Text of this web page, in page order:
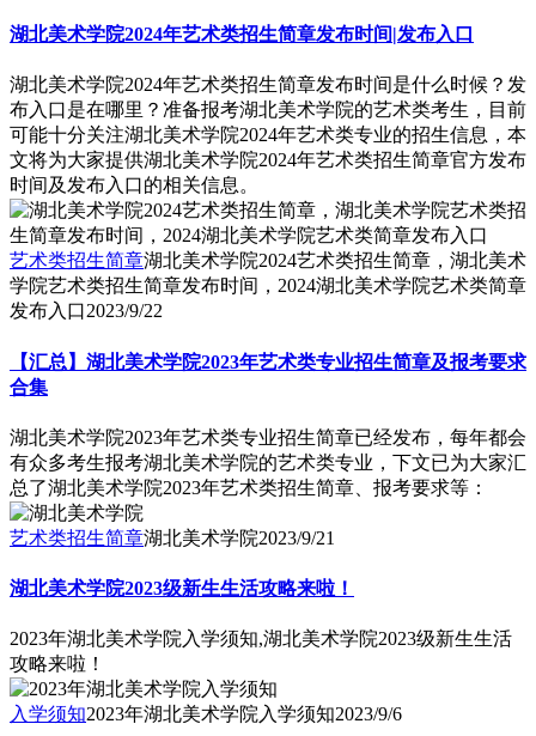
湖北美术学院2024年艺术类招生简章发布时间|发布入口
湖北美术学院2024年艺术类招生简章发布时间是什么时候？发
布入口是在哪里？准备报考湖北美术学院的艺术类考生，目前
可能十分关注湖北美术学院2024年艺术类专业的招生信息，本
文将为大家提供湖北美术学院2024年艺术类招生简章官方发布
时间及发布入口的相关信息。
艺术类招生简章湖北美术学院2024艺术类招生简章，湖北美术
学院艺术类招生简章发布时间，2024湖北美术学院艺术类简章
发布入口2023/9/22
【汇总】湖北美术学院2023年艺术类专业招生简章及报考要求
合集
湖北美术学院2023年艺术类专业招生简章已经发布，每年都会
有众多考生报考湖北美术学院的艺术类专业，下文已为大家汇
总了湖北美术学院2023年艺术类招生简章、报考要求等：
艺术类招生简章湖北美术学院2023/9/21
湖北美术学院2023级新生生活攻略来啦！
2023年湖北美术学院入学须知,湖北美术学院2023级新生生活
攻略来啦！
入学须知2023年湖北美术学院入学须知2023/9/6